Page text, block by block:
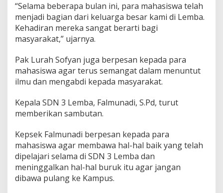
“Selama beberapa bulan ini, para mahasiswa telah
menjadi bagian dari keluarga besar kami di Lemba.
Kehadiran mereka sangat berarti bagi
masyarakat,” ujarnya.
Pak Lurah Sofyan juga berpesan kepada para
mahasiswa agar terus semangat dalam menuntut
ilmu dan mengabdi kepada masyarakat.
Kepala SDN 3 Lemba, Falmunadi, S.Pd, turut
memberikan sambutan.
Kepsek Falmunadi berpesan kepada para
mahasiswa agar membawa hal-hal baik yang telah
dipelajari selama di SDN 3 Lemba dan
meninggalkan hal-hal buruk itu agar jangan
dibawa pulang ke Kampus.